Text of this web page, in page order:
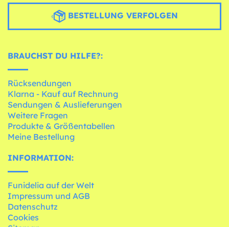
BESTELLUNG VERFOLGEN
BRAUCHST DU HILFE?:
Rücksendungen
Klarna - Kauf auf Rechnung
Sendungen & Auslieferungen
Weitere Fragen
Produkte & Größentabellen
Meine Bestellung
INFORMATION:
Funidelia auf der Welt
Impressum und AGB
Datenschutz
Cookies